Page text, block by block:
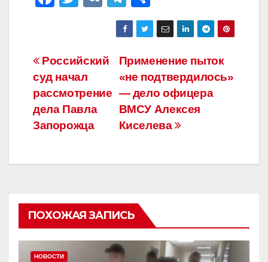
e
b
o
o
k
er
el
e
gr
a
m
тп
р
а
в
и
ть
Навигация
по
записям
Применение пыток
«не подтвердилось»
— дело офицера
ВМСУ Алексея
Киселева
Российский
суд начал
рассмотрение
дела Павла
Запорожца
ПОХОЖАЯ ЗАПИСЬ
НОВОСТИ